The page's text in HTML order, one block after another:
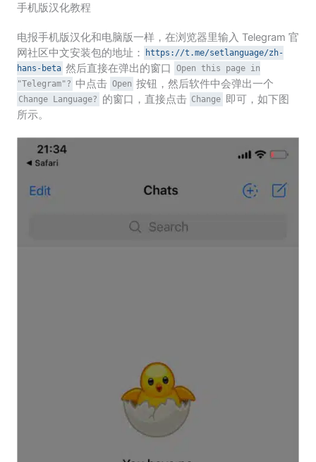
手机版汉化教程
电报手机版汉化和电脑版一样，在浏览器里输入 Telegram 官
网社区中文安装包的地址：
https://t.me/setlanguage/zh-
hans-beta 然后直接在弹出的窗口 Open this page in
"Telegram"? 中点击 Open 按钮，然后软件中会弹出一个
Change Language? 的窗口，直接点击 Change 即可，如下图
所示。